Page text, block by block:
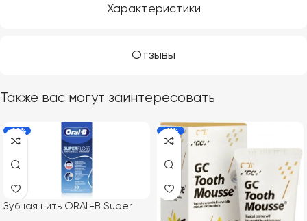
Характеристики
Отзывы
Также вас могут заинтересовать
-20%
Зубная нить ORAL-B Super
-11%